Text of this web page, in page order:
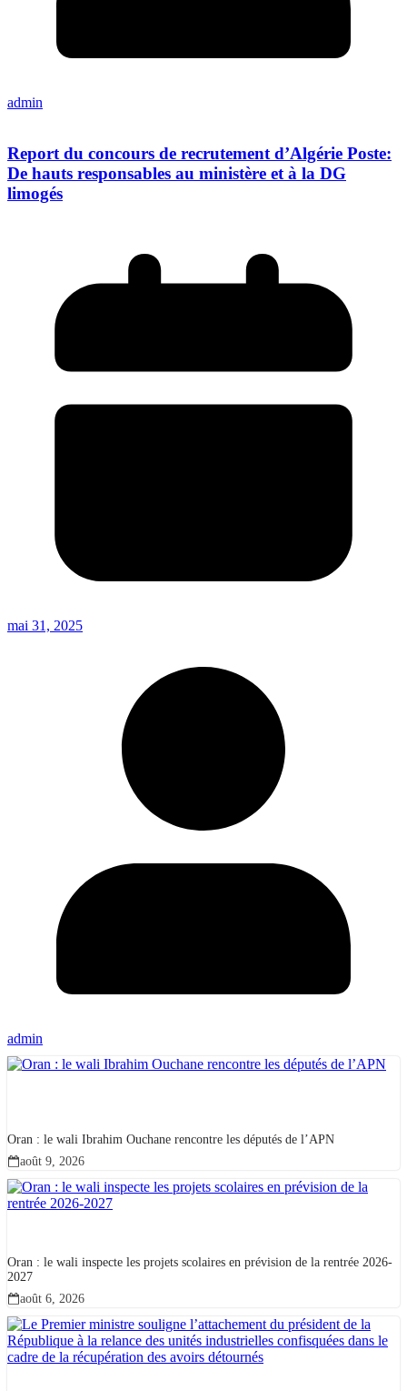
admin
Report du concours de recrutement d’Algérie Poste:
De hauts responsables au ministère et à la DG
limogés
mai 31, 2025
admin
Oran : le wali Ibrahim Ouchane rencontre les députés de l’APN
août 9, 2026
Oran : le wali inspecte les projets scolaires en prévision de la rentrée 2026-
2027
août 6, 2026